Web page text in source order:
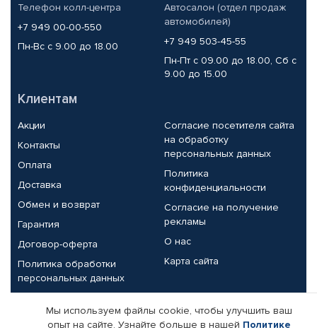
Телефон колл-центра
+7 949 00-00-550
Пн-Вс с 9.00 до 18.00
Автосалон (отдел продаж
автомобилей)
+7 949 503-45-55
Пн-Пт с 09.00 до 18.00, Сб с
9.00 до 15.00
Клиентам
Акции
Контакты
Оплата
Доставка
Обмен и возврат
Гарантия
Договор-оферта
Политика обработки
персональных данных
Согласие посетителя сайта
на обработку
персональных данных
Политика
конфиденциальности
Согласие на получение
рекламы
О нас
Карта сайта
Партнерам
Мы используем файлы cookie, чтобы улучшить ваш
опыт на сайте. Узнайте больше в нашей Политике